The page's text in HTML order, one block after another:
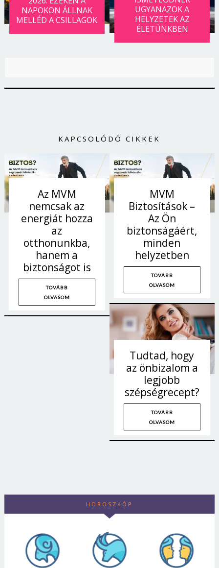
NAPOKON ÁLLNAK
MELLÉD A CSILLAGOK
UGYANAZOK A
HELYZETEK AZ
ÉLETÜNKBEN
KAPCSOLÓDÓ CIKKEK
Az MVM
nemcsak az
energiát hozza
az
otthonunkba,
hanem a
biztonságot is
TOVÁBB
OLVASOM
MVM
Biztosítások –
Az Ön
biztonságáért,
minden
helyzetben
TOVÁBB
OLVASOM
Tudtad, hogy
az önbizalom a
legjobb
szépségrecept?
TOVÁBB
OLVASOM
HOROSZKÓP
Jelszó